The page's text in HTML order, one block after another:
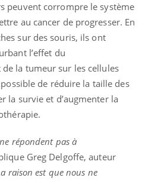
peuvent corrompre le système
au cancer de progresser. En
sur des souris, ils ont
l’effet du
la tumeur sur les cellules
de réduire la taille des
la survie et d’augmenter la
répondent pas à
Greg Delgoffe, auteur
raison est que nous ne